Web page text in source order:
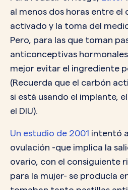
al menos dos horas entre el
activado y la toma del
Pero, para las que toman
anticonceptivas
mejor evitar el ingrediente
(Recuerda que el carbón
si está usando el implante,
el DIU).
Un estudio de 2001 intentó
ovulación -que implica la
ovario, con el consiguiente
para la mujer- se producía